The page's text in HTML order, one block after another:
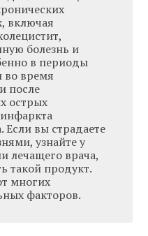
включая
болезнь и
в периоды
во время
после
острых
Если вы страдаете
узнайте у
лечащего врача,
такой продукт.
многих
факторов.